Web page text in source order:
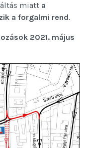
miatt a
a forgalmi rend.
2021. május